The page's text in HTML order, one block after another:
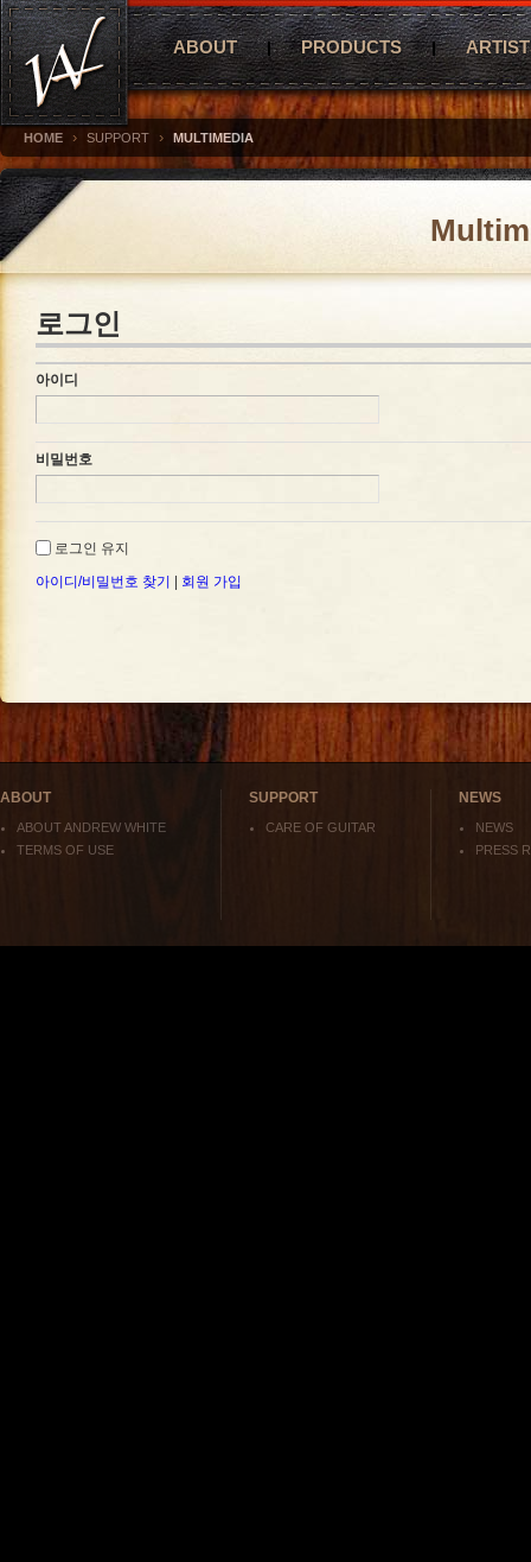
ABOUT PRODUCTS
HOME › SUPPORT › MULTIMEDIA
로그인
아이디
비밀번호
로그인 유지
아이디/비밀번호 찾기 회원 가입
ABOUT
ABOUT ANDREW WHITE
TERMS OF USE
SUPPORT
CARE OF GUITAR
NEWS
NEWS
PRESS